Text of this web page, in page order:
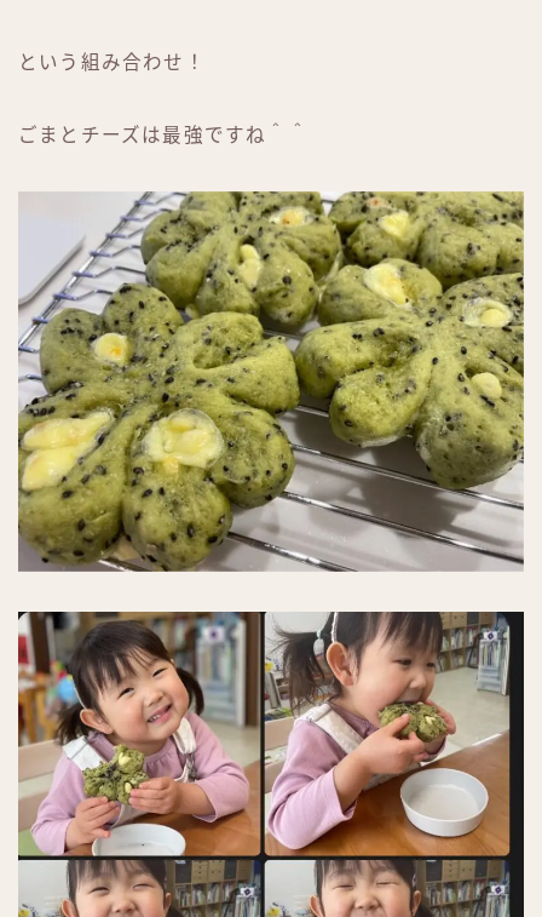
という組み合わせ！
ごまとチーズは最強ですね＾＾